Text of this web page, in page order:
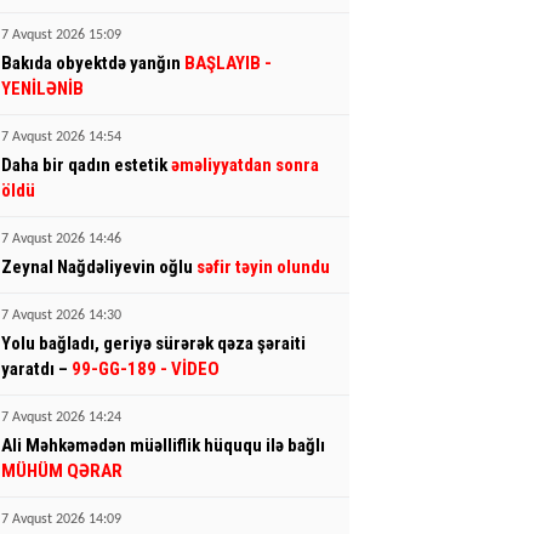
7 Avqust 2026 15:09
Bakıda obyektdə yanğın BAŞLAYIB -
YENİLƏNİB
7 Avqust 2026 14:54
Daha bir qadın estetikəməliyyatdan sonra
öldü
7 Avqust 2026 14:46
Zeynal Nağdəliyevin oğlu səfir təyin olundu
7 Avqust 2026 14:30
Yolu bağladı, geriyə sürərək qəza şəraiti
yaratdı – 99-GG-189 - VİDEO
7 Avqust 2026 14:24
Ali Məhkəmədən müəlliflik hüququ ilə bağlı
MÜHÜM QƏRAR
7 Avqust 2026 14:09